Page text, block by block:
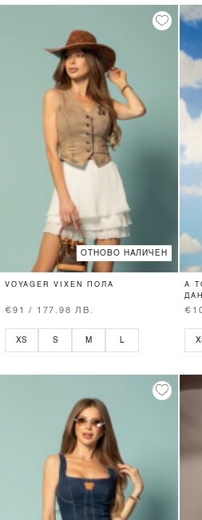
ОТНОВО НАЛИЧЕН
VOYAGER VIXEN ПОЛА
€91 / 177.98 ЛВ.
XS S M
A